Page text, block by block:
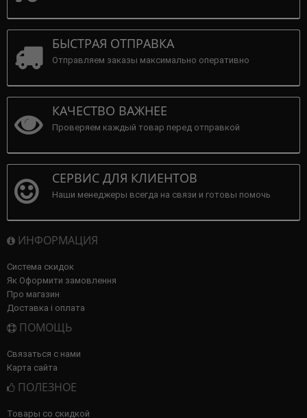
БЫСТРАЯ ОТПРАВКА
Отправляем заказы максимально оперативно
КАЧЕСТВО ВАЖНЕЕ
Проверяем каждый товар перед отправкой
СЕРВИС ДЛЯ КЛИЕНТОВ
Наши менеджеры всегда на связи и готовы помочь
ИНФОРМАЦИЯ
Система скидок
Як Оформити замовлення
Про магазин
Доставка і оплата
ПОМОЩЬ
Связаться с нами
Карта сайта
ПОЛЕЗНОЕ
Товары со скидкой